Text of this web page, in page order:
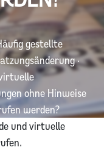
gestellte
·
ohne Hinweise
werden?
und virtuelle